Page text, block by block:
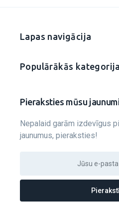
Lapas navigācija
Populārākās
Pieraksties mūsu
Nepalaid garām izdevīgus
jaunumus, pieraksties!